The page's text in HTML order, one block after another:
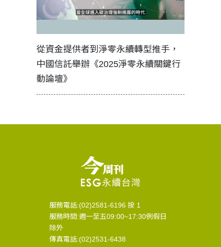
從資金提供者到淨零永續轉型推手，
中國信託舉辦《2025淨零永續關鍵行
動論壇》
服務電話:(02)2581-6196 按 1
服務時間:週一至五09:00~17:30例假日
除外
傳真電話:(02)2531-6438